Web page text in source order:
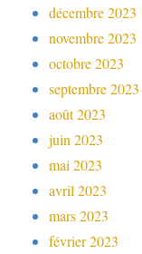
décembre 2023
novembre 2023
octobre 2023
septembre 2023
août 2023
juin 2023
mai 2023
avril 2023
mars 2023
février 2023